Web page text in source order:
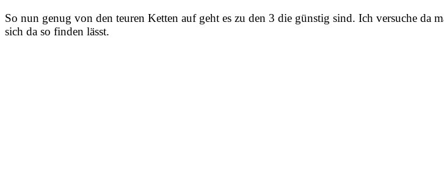
So nun genug von den teuren Ketten auf geht es zu den 3 die günstig sind. Ich versuche da
sich da so finden lässt.